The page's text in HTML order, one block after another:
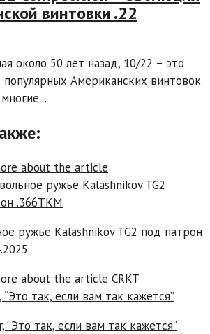
винтовки .22
около 50 лет назад, 10/22 – это
Американских винтовок
ружье Kalashnikov TG2 под патрон
“Это так, если вам так кажется”